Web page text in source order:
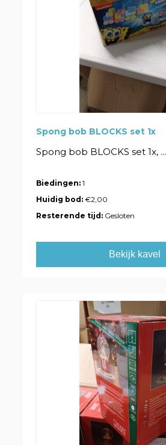
Spong bob BLOCKS set 1x
Spong bob BLOCKS set 1x, ...
Biedingen: 1
Huidig bod:€2,00
Resterende tijd: Gesloten
Bekijk kavel